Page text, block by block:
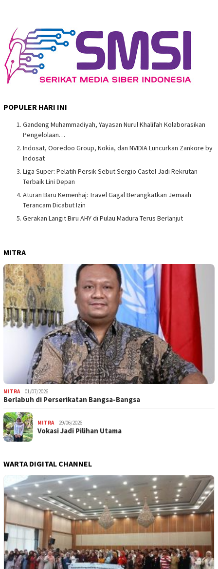
POPULER HARI INI
Gandeng Muhammadiyah, Yayasan Nurul Khalifah Kolaborasikan
Pengelolaan…
Indosat, Ooredoo Group, Nokia, dan NVIDIA Luncurkan Zankore by
Indosat
Liga Super: Pelatih Persik Sebut Sergio Castel Jadi Rekrutan
Terbaik Lini Depan
Aturan Baru Kemenhaj: Travel Gagal Berangkatkan Jemaah
Terancam Dicabut Izin
Gerakan Langit Biru AHY di Pulau Madura Terus Berlanjut
MITRA
MITRA 01/07/2026
Berlabuh di Perserikatan Bangsa-Bangsa
MITRA 29/06/2026
Vokasi Jadi Pilihan Utama
WARTA DIGITAL CHANNEL